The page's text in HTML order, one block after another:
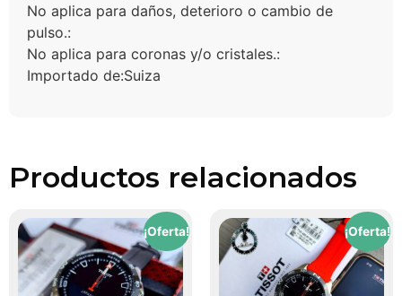
No aplica para daños, deterioro o cambio de
pulso.:
No aplica para coronas y/o cristales.:
Importado de:Suiza
Productos relacionados
¡Oferta! ¡Oferta!